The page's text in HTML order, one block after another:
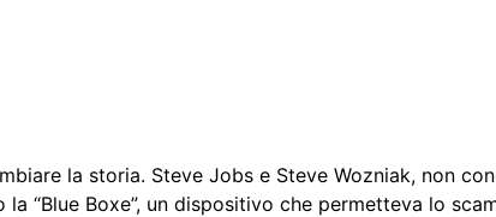
la storia. Steve Jobs e Steve Wozniak, non
la “Blue Boxe”, un dispositivo che permetteva lo